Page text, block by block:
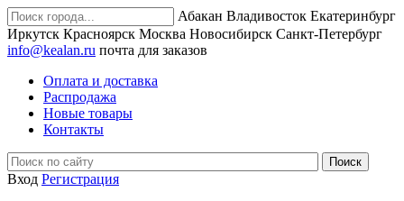
Абакан Владивосток Екатеринбург
Иркутск Красноярск Москва Новосибирск Санкт-Петербург
info@kealan.ru почта для заказов
Оплата и доставка
Распродажа
Новые товары
Контакты
Вход Регистрация